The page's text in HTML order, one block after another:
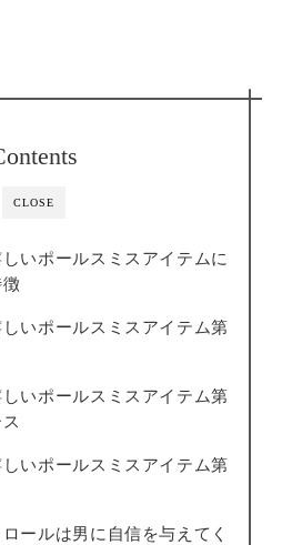
CLOSE
いポールスミスアイテムに
いポールスミスアイテム第
いポールスミスアイテム第
いポールスミスアイテム第
ールは男に自信を与えてく